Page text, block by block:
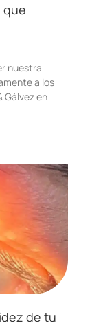
que
nuestra
a los
Gálvez en
de tu